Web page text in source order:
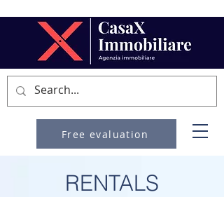
Free evaluation
RENTALS